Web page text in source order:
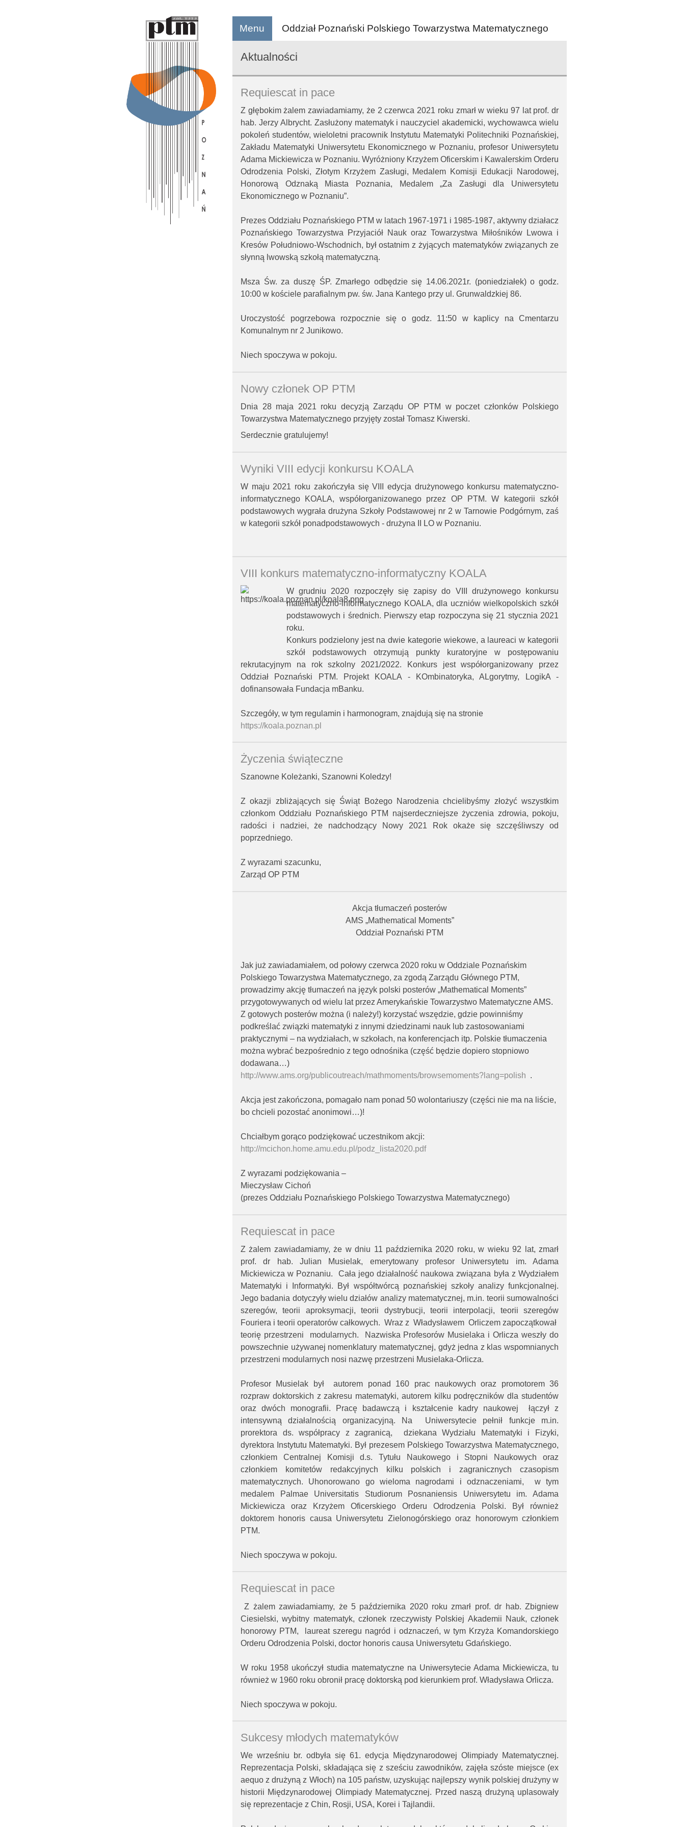
Menu Oddział Poznański Polskiego Towarzystwa Matematycznego
Aktualności
Requiescat in pace
Z głębokim żalem zawiadamiamy, że 2 czerwca 2021 roku zmarł w wieku 97 lat prof. dr
hab. Jerzy Albrycht. Zasłużony matematyk i nauczyciel akademicki, wychowawca wielu
pokoleń studentów, wieloletni pracownik Instytutu Matematyki Politechniki Poznańskiej,
Zakładu Matematyki Uniwersytetu Ekonomicznego w Poznaniu, profesor Uniwersytetu
Adama Mickiewicza w Poznaniu. Wyróżniony Krzyżem Oficerskim i Kawalerskim Orderu
Odrodzenia Polski, Złotym Krzyżem Zasługi, Medalem Komisji Edukacji Narodowej,
Honorową Odznaką Miasta Poznania, Medalem „Za Zasługi dla Uniwersytetu
Ekonomicznego w Poznaniu”.
Prezes Oddziału Poznańskiego PTM w latach 1967-1971 i 1985-1987, aktywny działacz
Poznańskiego Towarzystwa Przyjaciół Nauk oraz Towarzystwa Miłośników Lwowa i
Kresów Południowo-Wschodnich, był ostatnim z żyjących matematyków związanych ze
słynną lwowską szkołą matematyczną.
Msza Św. za duszę ŚP. Zmarłego odbędzie się 14.06.2021r. (poniedziałek) o godz.
10:00 w kościele parafialnym pw. św. Jana Kantego przy ul. Grunwaldzkiej 86.
Uroczystość pogrzebowa rozpocznie się o godz. 11:50 w kaplicy na Cmentarzu
Komunalnym nr 2 Junikowo.
Niech spoczywa w pokoju.
Nowy członek OP PTM
Dnia 28 maja 2021 roku decyzją Zarządu OP PTM w poczet członków Polskiego
Towarzystwa Matematycznego przyjęty został Tomasz Kiwerski.
Serdecznie gratulujemy!
Wyniki VIII edycji konkursu KOALA
W maju 2021 roku zakończyła się VIII edycja drużynowego konkursu matematyczno-
informatycznego KOALA, współorganizowanego przez OP PTM. W kategorii szkół
podstawowych wygrała drużyna Szkoły Podstawowej nr 2 w Tarnowie Podgórnym, zaś
w kategorii szkół ponadpodstawowych - drużyna II LO w Poznaniu.
VIII konkurs matematyczno-informatyczny KOALA
W grudniu 2020 rozpoczęły się zapisy do VIII drużynowego konkursu
matematyczno-informatycznego KOALA, dla uczniów wielkopolskich szkół
podstawowych i średnich. Pierwszy etap rozpoczyna się 21 stycznia 2021
roku.
Konkurs podzielony jest na dwie kategorie wiekowe, a laureaci w kategorii
szkół podstawowych otrzymują punkty kuratoryjne w postępowaniu
rekrutacyjnym na rok szkolny 2021/2022. Konkurs jest współorganizowany przez
Oddział Poznański PTM. Projekt KOALA - KOmbinatoryka, ALgorytmy, LogikA -
dofinansowała Fundacja mBanku.
Szczegóły, w tym regulamin i harmonogram, znajdują się na stronie
https://koala.poznan.pl
Życzenia świąteczne
Szanowne Koleżanki, Szanowni Koledzy!
Z okazji zbliżających się Świąt Bożego Narodzenia chcielibyśmy złożyć wszystkim
członkom Oddziału Poznańskiego PTM najserdeczniejsze życzenia zdrowia, pokoju,
radości i nadziei, że nadchodzący Nowy 2021 Rok okaże się szczęśliwszy od
poprzedniego.
Z wyrazami szacunku,
Zarząd OP PTM
Akcja tłumaczeń posterów
AMS „Mathematical Moments”
Oddział Poznański PTM
Jak już zawiadamiałem, od połowy czerwca 2020 roku w Oddziale Poznańskim
Polskiego Towarzystwa Matematycznego, za zgodą Zarządu Głównego PTM,
prowadzimy akcję tłumaczeń na język polski posterów „Mathematical Moments”
przygotowywanych od wielu lat przez Amerykańskie Towarzystwo Matematyczne AMS.
Z gotowych posterów można (i należy!) korzystać wszędzie, gdzie powinniśmy
podkreślać związki matematyki z innymi dziedzinami nauk lub zastosowaniami
praktycznymi – na wydziałach, w szkołach, na konferencjach itp. Polskie tłumaczenia
można wybrać bezpośrednio z tego odnośnika (część będzie dopiero stopniowo
dodawana…)
http://www.ams.org/publicoutreach/mathmoments/browsemoments?lang=polish .
Akcja jest zakończona, pomagało nam ponad 50 wolontariuszy (części nie ma na liście,
bo chcieli pozostać anonimowi…)!
Chciałbym gorąco podziękować uczestnikom akcji:
http://mcichon.home.amu.edu.pl/podz_lista2020.pdf
Z wyrazami podziękowania –
Mieczysław Cichoń
(prezes Oddziału Poznańskiego Polskiego Towarzystwa Matematycznego)
Requiescat in pace
Z żalem zawiadamiamy, że w dniu 11 października 2020 roku, w wieku 92 lat, zmarł
prof. dr hab. Julian Musielak, emerytowany profesor Uniwersytetu im. Adama
Mickiewicza w Poznaniu. Cała jego działalność naukowa związana była z Wydziałem
Matematyki i Informatyki. Był współtwórcą poznańskiej szkoły analizy funkcjonalnej.
Jego badania dotyczyły wielu działów analizy matematycznej, m.in. teorii sumowalności
szeregów, teorii aproksymacji, teorii dystrybucji, teorii interpolacji, teorii szeregów
Fouriera i teorii operatorów całkowych. Wraz z Władysławem Orliczem zapoczątkował
teorię przestrzeni modularnych. Nazwiska Profesorów Musielaka i Orlicza weszły do
powszechnie używanej nomenklatury matematycznej, gdyż jedna z klas wspomnianych
przestrzeni modularnych nosi nazwę przestrzeni Musielaka-Orlicza.
Profesor Musielak był autorem ponad 160 prac naukowych oraz promotorem 36
rozpraw doktorskich z zakresu matematyki, autorem kilku podręczników dla studentów
oraz dwóch monografii. Pracę badawczą i kształcenie kadry naukowej łączył z
intensywną działalnością organizacyjną. Na Uniwersytecie pełnił funkcje m.in.
prorektora ds. współpracy z zagranicą, dziekana Wydziału Matematyki i Fizyki,
dyrektora Instytutu Matematyki. Był prezesem Polskiego Towarzystwa Matematycznego,
członkiem Centralnej Komisji d.s. Tytułu Naukowego i Stopni Naukowych oraz
członkiem komitetów redakcyjnych kilku polskich i zagranicznych czasopism
matematycznych. Uhonorowano go wieloma nagrodami i odznaczeniami, w tym
medalem Palmae Universitatis Studiorum Posnaniensis Uniwersytetu im. Adama
Mickiewicza oraz Krzyżem Oficerskiego Orderu Odrodzenia Polski. Był również
doktorem honoris causa Uniwersytetu Zielonogórskiego oraz honorowym członkiem
PTM.
Niech spoczywa w pokoju.
Requiescat in pace
Z żalem zawiadamiamy, że 5 października 2020 roku zmarł prof. dr hab. Zbigniew
Ciesielski, wybitny matematyk, członek rzeczywisty Polskiej Akademii Nauk, członek
honorowy PTM, laureat szeregu nagród i odznaczeń, w tym Krzyża Komandorskiego
Orderu Odrodzenia Polski, doctor honoris causa Uniwersytetu Gdańskiego.
W roku 1958 ukończył studia matematyczne na Uniwersytecie Adama Mickiewicza, tu
również w 1960 roku obronił pracę doktorską pod kierunkiem prof. Władysława Orlicza.
Niech spoczywa w pokoju.
Sukcesy młodych matematyków
We wrześniu br. odbyła się 61. edycja Międzynarodowej Olimpiady Matematycznej.
Reprezentacja Polski, składająca się z sześciu zawodników, zajęła szóste miejsce (ex
aequo z drużyną z Włoch) na 105 państw, uzyskując najlepszy wynik polskiej drużyny w
historii Międzynarodowej Olimpiady Matematycznej. Przed naszą drużyną uplasowały
się reprezentacje z Chin, Rosji, USA, Korei i Tajlandii.